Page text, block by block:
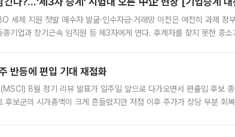
세제 지원 첫발 매수자 발굴·인수자금·거래망 이전은 여전히 과제 정
기업과 장기근속 임직원 등 제3자에게 연다. 후계자를 찾지 못한 중소
반등에 편입 기대 재점화
8월 정기 리뷰 발표가 일주일 앞으로 다가오면서 편출입 후보 종
후보군의 시가총액이 크게 흔들렸지만 저점 이후 주가가 상당 부분 회